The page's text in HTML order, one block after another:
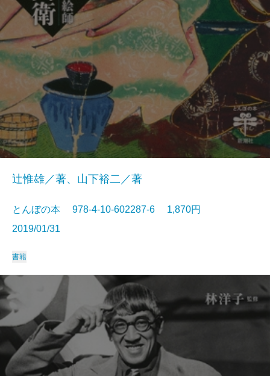
辻惟雄／著、山下裕二／著
とんぼの本 978-4-10-602287-6 1,870円
2019/01/31
書籍